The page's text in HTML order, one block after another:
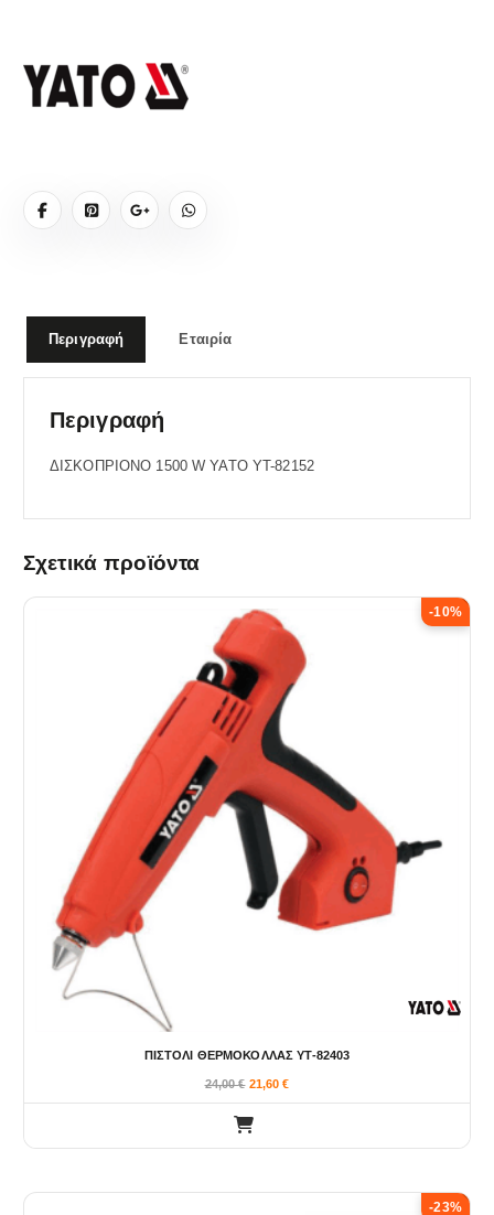
Περιγραφή Εταιρία
Περιγραφή
ΔΙΣΚΟΠΡΙΟΝΟ 1500 W YATO YT-82152
Σχετικά προϊόντα
-10%
ΠΙΣΤΟΛΙ ΘΕΡΜΟΚΟΛΛΑΣ YT-82403
24,00€ 21,60€
-23%